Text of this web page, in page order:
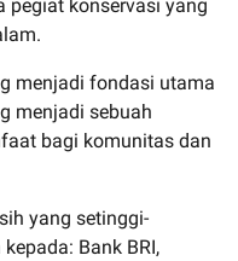
pegiat konservasi yang
menjadi fondasi utama
menjadi sebuah
bagi komunitas dan
yang setinggi-
Bank BRI,